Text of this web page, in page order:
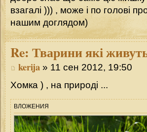
взагалі ))) , може і по голові
нашим доглядом)
Re: Тварини які
kerija » 11 сен 2012, 19:50
Хомка ) , на природі ...
ВЛОЖЕНИЯ